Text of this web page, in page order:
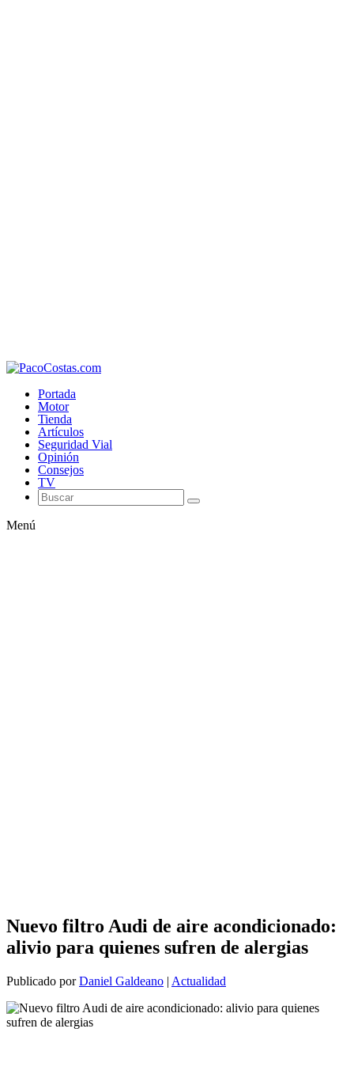
Portada
Motor
Tienda
Artículos
Seguridad Vial
Opinión
Consejos
TV
Menú
Nuevo filtro Audi de aire acondicionado:
alivio para quienes sufren de alergias
Publicado porDaniel Galdeano | Actualidad